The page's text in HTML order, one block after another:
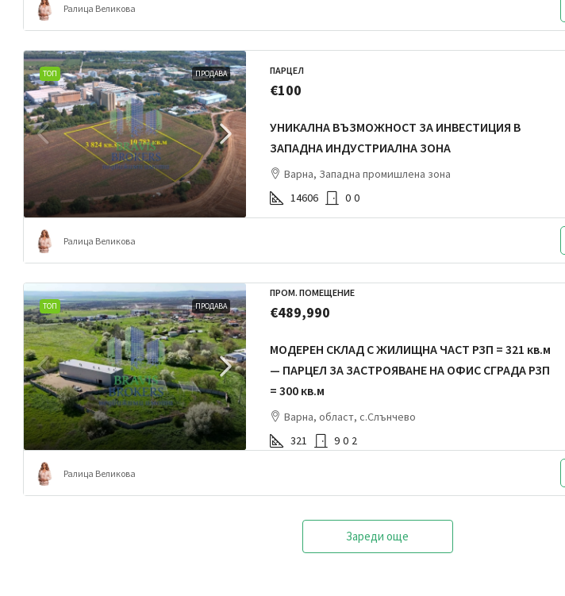
Ралица Великова
ТОП ПРОДАВА ПАРЦЕЛ
€100
УНИКАЛНА ВЪЗМОЖНОСТ ЗА ИНВЕСТИЦИЯ В
ЗАПАДНА ИНДУСТРИАЛНА ЗОНА
Варна, Западна промишлена зона
14606
0 0
Ралица Великова
ТОП ПРОДАВА
ПРОМ. ПОМЕЩЕНИЕ
€489,990
МОДЕРЕН СКЛАД С ЖИЛИЩНА ЧАСТ РЗП = 321 кв.м
— ПАРЦЕЛ ЗА ЗАСТРОЯВАНЕ НА ОФИС СГРАДА РЗП
= 300 кв.м
Варна, област, с.Слънчево
321
9 0 2
Ралица Великова
Зареди още